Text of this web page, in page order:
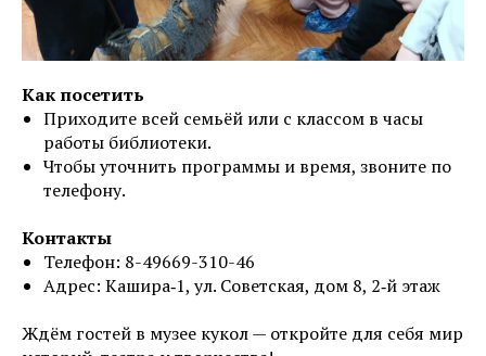
Как посетить
Приходите всей семьёй или с классом в часы
работы библиотеки.
Чтобы уточнить программы и время, звоните по
телефону.
Контакты
Телефон: 8-49669-310-46
Адрес: Кашира‑1, ул. Советская, дом 8, 2‑й этаж
Ждём гостей в музее кукол — откройте для себя мир